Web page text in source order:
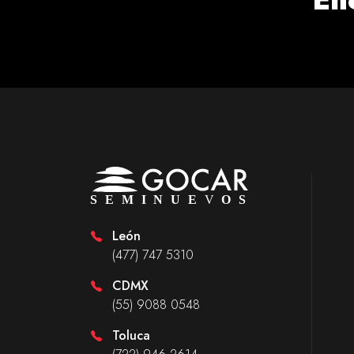
León
(477) 747 5310
CDMX
(55) 9088 0548
Toluca